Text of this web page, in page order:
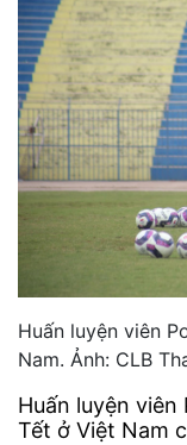
Huấn luyện viên
Nam. Ảnh: CLB
Huấn luyện
Tết ở Việt Nam